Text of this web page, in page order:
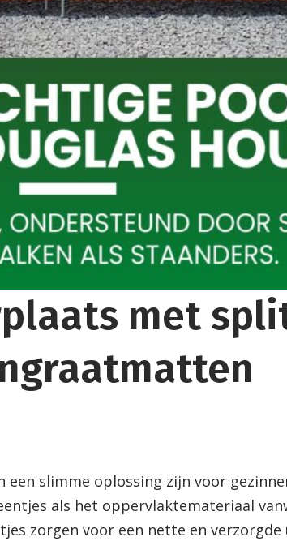
met
slimme oplossing zijn voor
als het oppervlaktemateriaal
zorgen voor een nette en